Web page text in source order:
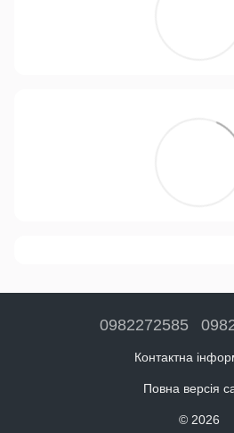
0982272585
Контактна
Повна версія
© 2026